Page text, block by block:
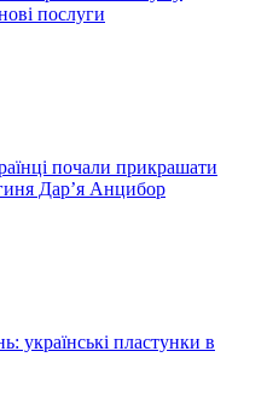
послуги
почали прикрашати
Дарʼя Анцибор
українські пластунки в